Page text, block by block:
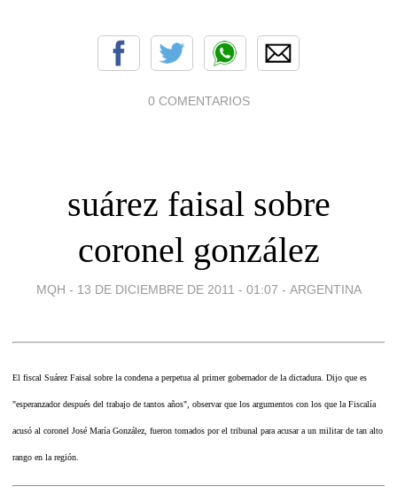
0 COMENTARIOS
suárez faisal sobre
coronel gonzález
MQH - 13 DE DICIEMBRE DE 2011 - 01:07 - ARGENTINA
El fiscal Suárez Faisal sobre la condena a perpetua al primer gobernador de la dictadura. Dijo que es
"esperanzador después del trabajo de tantos años", observar que los argumentos con los que la Fiscalía
acusó al coronel José María González, fueron tomados por el tribunal para acusar a un militar de tan alto
rango en la región.